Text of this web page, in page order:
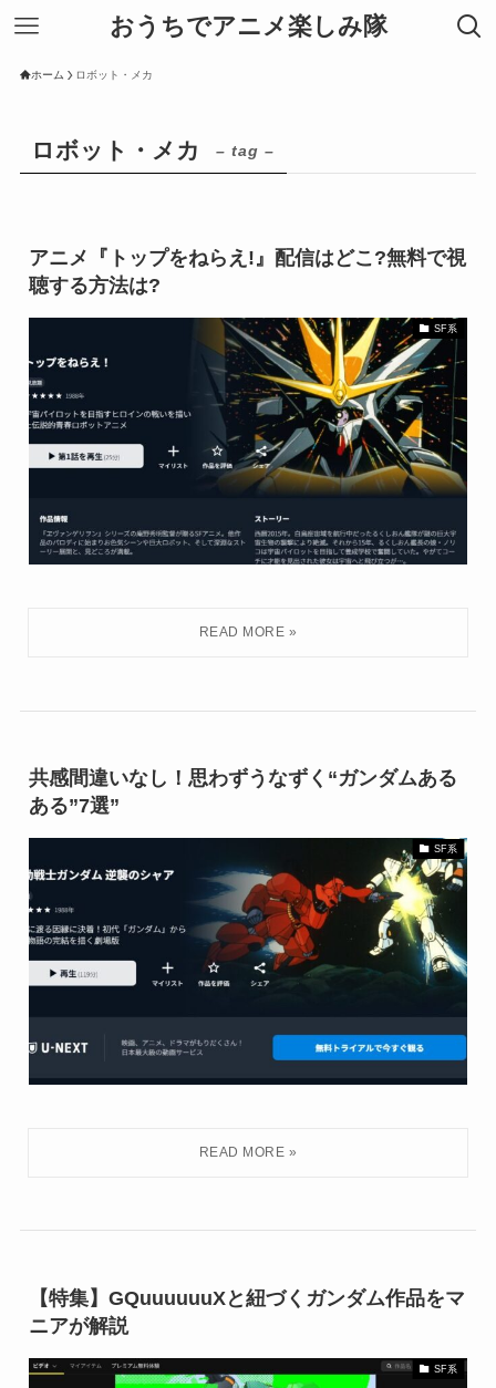
おうちでアニメ楽しみ隊
ホーム ロボット・メカ
ロボット・メカ – tag –
アニメ『トップをねらえ!』配信はどこ?無料で視
聴する方法は?
SF系
共感間違いなし！思わずうなずく“ガンダムある
ある”7選”
SF系
【特集】GQuuuuuuXと紐づくガンダム作品をマ
ニアが解説
SF系